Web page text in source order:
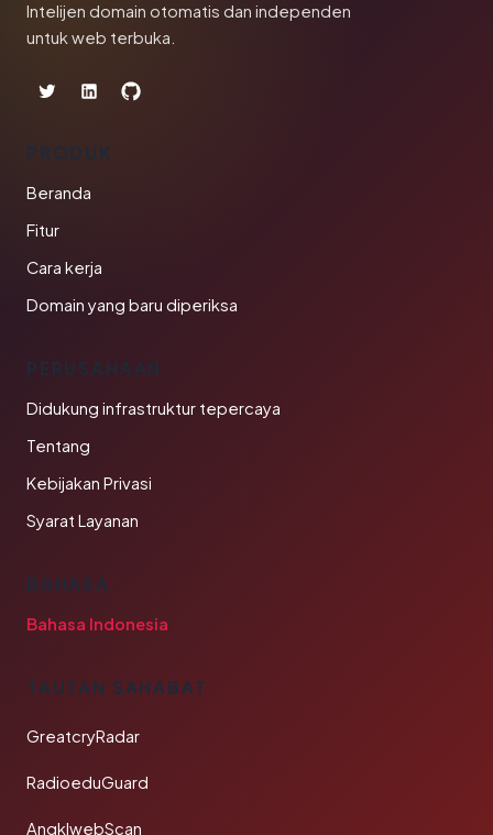
Intelijen domain otomatis dan independen
untuk web terbuka.
PRODUK
Beranda
Fitur
Cara kerja
Domain yang baru diperiksa
PERUSAHAAN
Didukung infrastruktur tepercaya
Tentang
Kebijakan Privasi
Syarat Layanan
BAHASA
Bahasa Indonesia
TAUTAN SAHABAT
GreatcryRadar
RadioeduGuard
AngklwebScan